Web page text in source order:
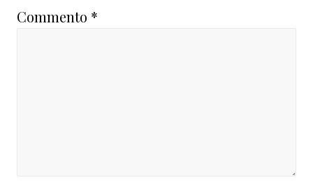
Commento *